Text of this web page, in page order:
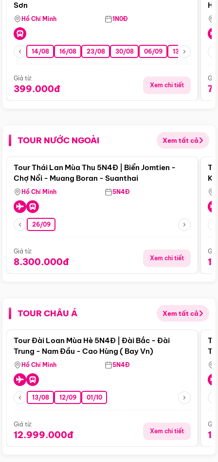
Sơn
Hồ Chí Minh 1N0Đ
14/08 16/08 23/08 30/08 06/09 13/09 20/09
Giá từ:
399.000đ Xem chi tiết
TOUR NƯỚC NGOÀI Xem tất cả
Điểm nổi bật
Tour Thái Lan Mùa Thu 5N4Đ | Biển Jomtien -
Chợ Nổi - Muang Boran - Suanthai
Hồ Chí Minh 5N4Đ
26/09
Giá từ:
8.300.000đ Xem chi tiết
TOUR CHÂU Á Xem tất cả
Điểm nổi bật
Tour Đài Loan Mùa Hè 5N4Đ | Đài Bắc - Đài
Trung - Nam Đầu - Cao Hùng ( Bay Vn)
Hồ Chí Minh 5N4Đ
13/08 12/09 01/10
Giá từ:
12.999.000đ Xem chi tiết